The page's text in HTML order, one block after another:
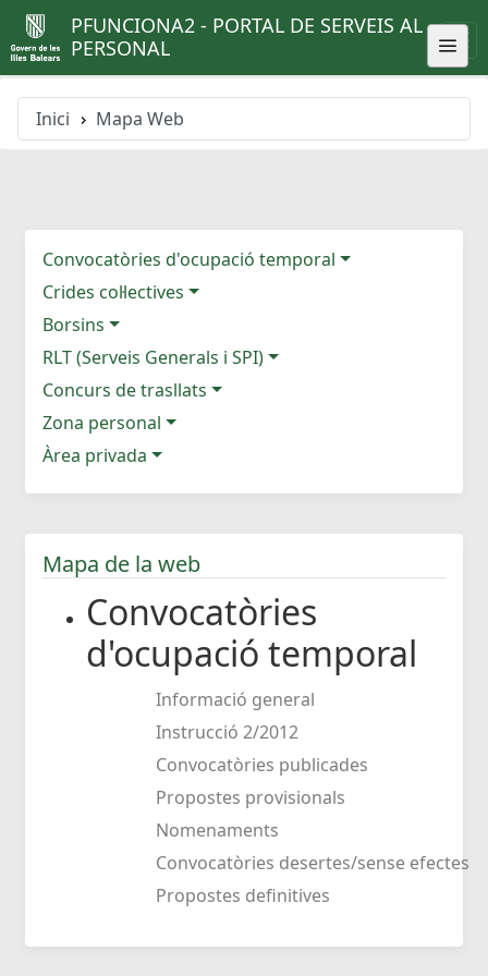
PFUNCIONA2 - PORTAL DE SERVEIS AL
PERSONAL
Inici Mapa Web
Convocatòries d'ocupació temporal
Crides col·lectives
Borsins
RLT (Serveis Generals i SPI)
Concurs de trasllats
Zona personal
Àrea privada
Mapa de la web
Convocatòries
d'ocupació temporal
Informació general
Instrucció 2/2012
Convocatòries publicades
Propostes provisionals
Nomenaments
Convocatòries desertes/sense efectes
Propostes definitives